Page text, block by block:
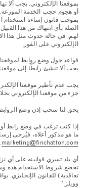
بموقعنا الإلكتروني. يجب
أو هجوم حجب الخدمة الموزعة.
الصلة بأي انتهاك من هذا
لهم. في حالة حدوث مثل هذا
الإلكتروني على الفور.
قواعد حول وضع روابط لموقعنا
يجب ألا تنشئ رابطًا إلى
يجب عدم تأطير موقعنا
جزء من موقعنا الإلكتروني
يحق لنا سحب إذن وضع
إذا كنت ترغب في وضع رابط
ما هو مذكور أعلاه، فيُرجى
marketing@finchatton.com
.
أي بلد تسري قوانينه على أي
تخضع شروط الاستخدام هذه
تعاقدية) للقانون الإنجليزي.
وويلز.”